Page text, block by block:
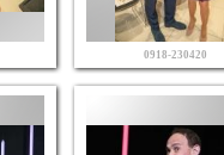
0918-230420